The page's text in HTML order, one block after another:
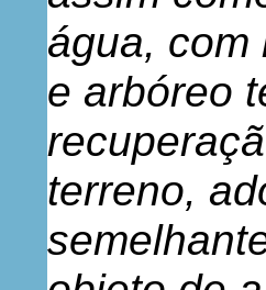
água, com
e arbóreo
terreno,